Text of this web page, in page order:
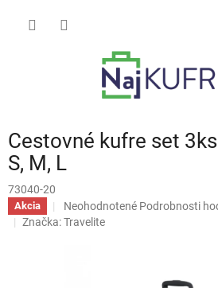
Cestovné kufre set
S, M, L
73040-20
Akcia
Priemerné
hodnotenie
Neohodnotené Podrobnosti
Značka:Travelite